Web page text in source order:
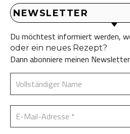
NEWSLETTER
Du möchtest informiert werden,
oder ein neues Rezept?
Dann abonniere meinen Newsletter